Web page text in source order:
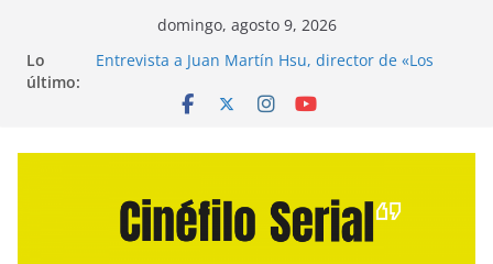
contenido
domingo, agosto 9, 2026
Lo
último:
Entrevista a Juan Martín Hsu, director de «Los
Crítica de «El Día D: Bajo Presión» de Anthony
Crítica de «Engendro» de Hanna Bergholm (2026)
Crítica de «La Odisea» de Christopher Nolan
(2026)